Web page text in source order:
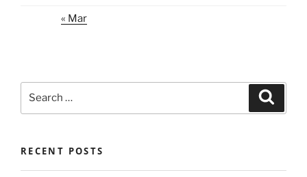
« Mar
RECENT POSTS